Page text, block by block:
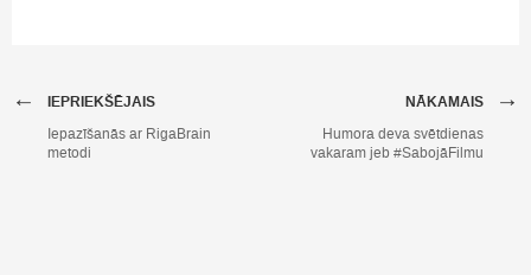
IEPRIEKŠĒJAIS
←
Iepazīšanās ar RigaBrain
metodi
NĀKAMAIS →
Humora deva svētdienas
vakaram jeb #SabojāFilmu